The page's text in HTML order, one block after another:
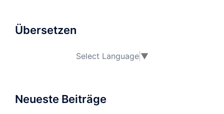
Übersetzen
Select Language ▼
Neueste Beiträge